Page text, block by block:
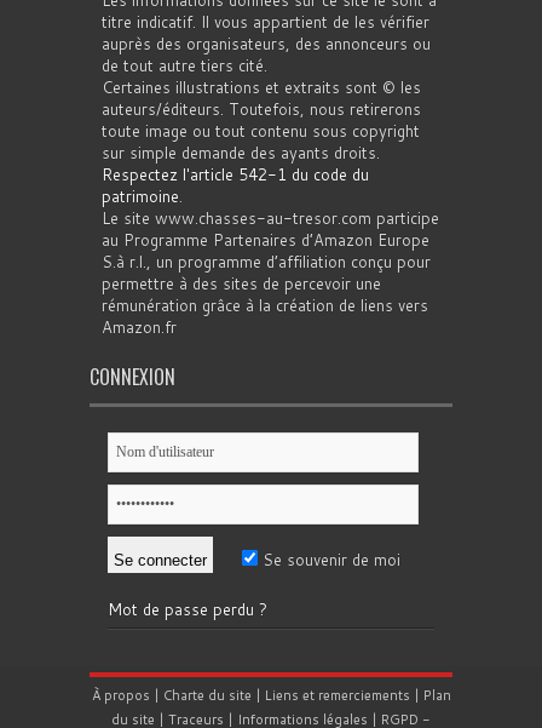
titre indicatif. Il vous appartient de les vérifier
auprès des organisateurs, des annonceurs ou
de tout autre tiers cité.
Certaines illustrations et extraits sont © les
auteurs/éditeurs. Toutefois, nous retirerons
toute image ou tout contenu sous copyright
sur simple demande des ayants droits.
Respectez l'article 542-1 du code du
patrimoine.
Le site www.chasses-au-tresor.com participe
au Programme Partenaires d’Amazon Europe
S.à r.l., un programme d’affiliation conçu pour
permettre à des sites de percevoir une
rémunération grâce à la création de liens vers
Amazon.fr
CONNEXION
Se souvenir de moi
Mot de passe perdu ?
À propos | Charte du site | Liens et remerciements | Plan
du site | Traceurs | Informations légales | RGPD -